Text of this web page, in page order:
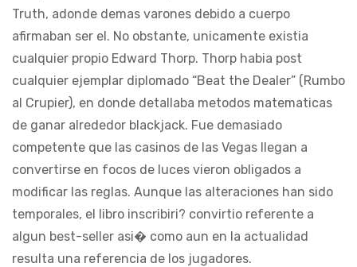
Truth, adonde demas varones debido a cuerpo
afirmaban ser el. No obstante, unicamente existia
cualquier propio Edward Thorp. Thorp habia post
cualquier ejemplar diplomado “Beat the Dealer” (Rumbo
al Crupier), en donde detallaba metodos matematicas
de ganar alrededor blackjack. Fue demasiado
competente que las casinos de las Vegas llegan a
convertirse en focos de luces vieron obligados a
modificar las reglas. Aunque las alteraciones han sido
temporales, el libro inscribiri? convirtio referente a
algun best-seller asi� como aun en la actualidad
resulta una referencia de los jugadores.